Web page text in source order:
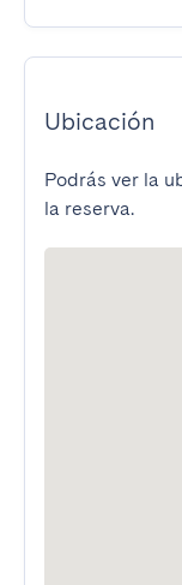
Ubicación
Podrás ver la
la reserva.